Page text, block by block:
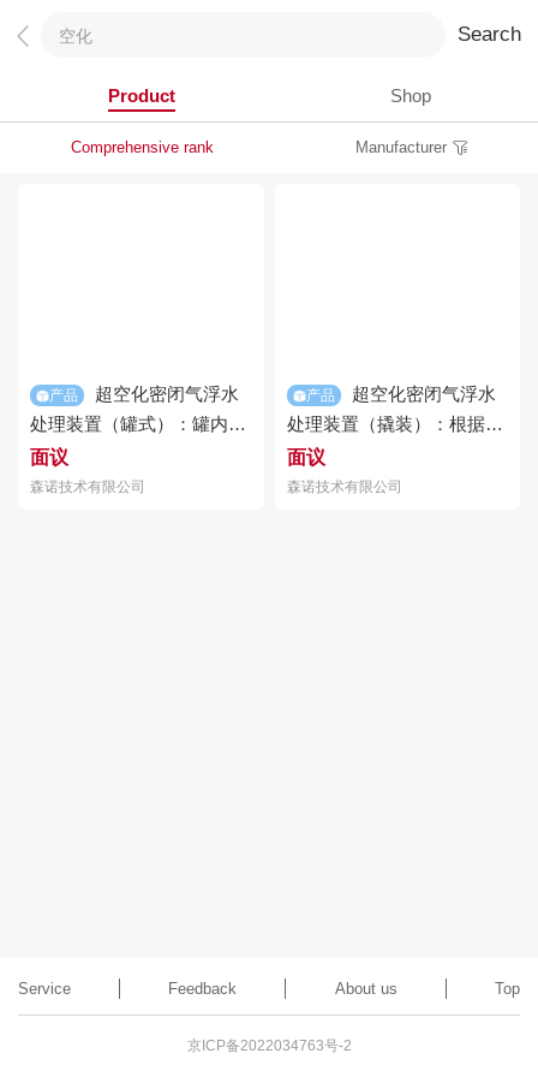
Search
Product Shop
Comprehensive rank Manufacturer
产品 超空化密闭气浮水
处理装置（罐式）：罐内增
设高效溶气、超
气浮与大罐有机结合，兼具
面议
森诺技术有限公司
产品 超空化密闭气浮水
处理装置（撬装）：根据气
体在不同压力水中溶解度不
同的特性，利用高压溶气系
面议
森诺技术有限公司
Service Feedback About us Top
京ICP备2022034763号-2